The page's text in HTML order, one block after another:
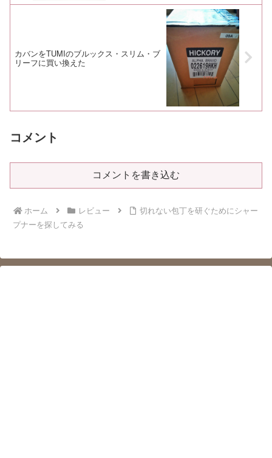
カバンをTUMIのブルックス・スリム・ブ
リーフに買い換えた
コメント
コメントを書き込む
ホーム レビュー
切れない包丁を研ぐためにシャー
プナーを探してみる